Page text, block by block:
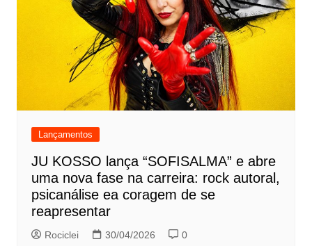
Lançamentos
JU KOSSO lança “SOFISALMA” e abre
uma nova fase na carreira: rock autoral,
psicanálise ea coragem de se
reapresentar
Rociclei 30/04/2026 0